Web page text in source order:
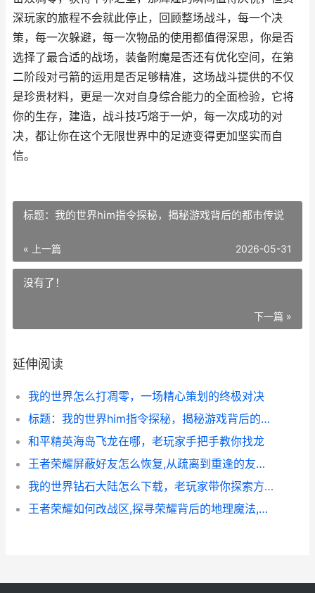
深玩家的旅程不会就此停止，回顾整场战斗，每一个决
策，每一次躲避，每一次物品的使用都值得深思，你是否
选择了最合适的战场，装备附魔是否还有优化空间，在第
二阶段对弓箭的运用是否足够精准，这场战斗提供的不仅
是珍贵材料，更是一次对自身综合能力的全面检验，它将
你的生存，建造，战斗技巧熔于一炉，每一次成功的对
决，都让你在这个无限世界中的足迹变得更加坚实而自
信。
标题：我的世界him指令探秘，揭秘游戏背后的都市传说
« 上一篇 2026-05-31
没有了！
下一篇 »
延伸阅读
我的世界怎么打凋零，一场精心策划的终极对决
标题：我的世界him指令探秘，揭秘游戏背后的都市传说
和平精英海岛飞龙在哪，老玩家手把手教你找龙
王者荣耀屏蔽好友怎么恢复,从疏离到重逢的友情修复指南
我的世界钻石大陆怎么下载，老玩家带你探索方块奇境
王者荣耀如何改战区,探寻荣耀背后的地理魔法,副标题,虚拟征战与真实坐标的交错之舞